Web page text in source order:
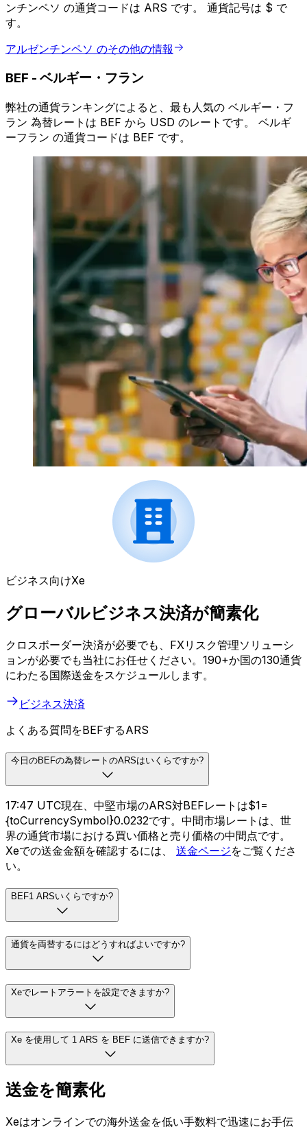
ンチンペソ の通貨コードは ARS です。 通貨記号は $ で
す。
アルゼンチンペソ のその他の情報
BEF - ベルギー・フラン
弊社の通貨ランキングによると、最も人気の ベルギー・フ
ラン 為替レートは BEF から USD のレートです。 ベルギ
ーフラン の通貨コードは BEF です。
ビジネス向けXe
グローバルビジネス決済が簡素化
クロスボーダー決済が必要でも、FXリスク管理ソリューシ
ョンが必要でも当社にお任せください。190+か国の130通貨
にわたる国際送金をスケジュールします。
ビジネス決済
よくある質問をBEFするARS
今日のBEFの為替レートのARSはいくらですか?
17:47 UTC現在、中堅市場のARS対BEFレートは$1=
{toCurrencySymbol}0.0232です。中間市場レートは、世
界の通貨市場における買い価格と売り価格の中間点です。
Xeでの送金金額を確認するには、 送金ページをご覧くださ
い。
BEF1 ARSいくらですか?
通貨を両替するにはどうすればよいですか?
Xeでレートアラートを設定できますか?
Xe を使用して 1 ARS を BEF に送信できますか?
送金を簡素化
Xeはオンラインでの海外送金を低い手数料で迅速にお手伝